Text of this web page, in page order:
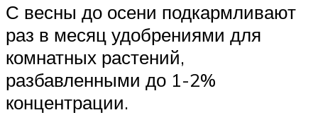
С весны до осени подкармливают
раз в месяц удобрениями для
комнатных растений,
разбавленными до 1-2%
концентрации.